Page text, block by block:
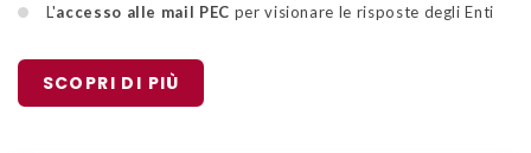
L'accesso alle mail PEC per visionare le risposte degli Enti
SCOPRI DI PIÙ